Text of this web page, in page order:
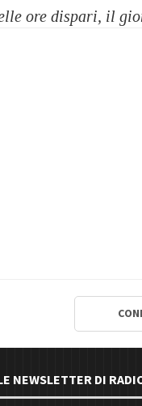
ore dispari, il
NEWSLETTER DI